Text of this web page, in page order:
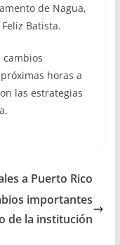
de Nagua,
Batista.
cambios
horas a
las estrategias
a Puerto Rico
importantes
de la institución